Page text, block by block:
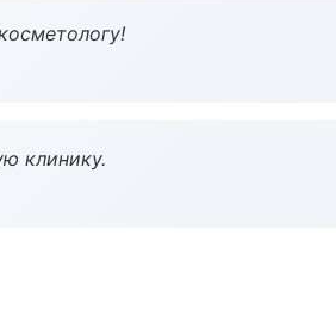
клинику.